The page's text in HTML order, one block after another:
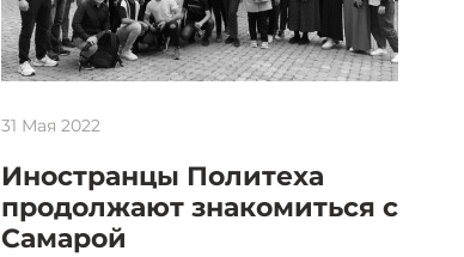
31 Мая 2022
Иностранцы Политеха
продолжают знакомиться с
Самарой